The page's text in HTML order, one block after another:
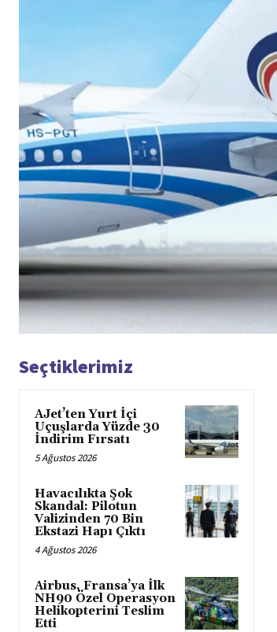
Seçtiklerimiz
AJet’ten Yurt İçi
Uçuşlarda Yüzde 30
İndirim Fırsatı
5 Ağustos 2026
Havacılıkta Şok
Skandal: Pilotun
Valizinden 70 Bin
Ekstazi Hapı Çıktı
4 Ağustos 2026
Airbus, Fransa’ya İlk
NH90 Özel Operasyon
Helikopterini Teslim
Etti